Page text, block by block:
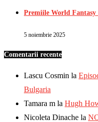
Premiile World
5 noiembrie 2025
Comentarii recente
Lascu Cosmin la
Bulgaria
Tamara m la Hugh
Nicoleta Dinache la